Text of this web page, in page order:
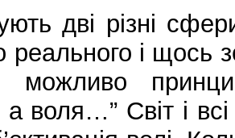
дві різні
реального і щось
можливо
а воля…” Світ і